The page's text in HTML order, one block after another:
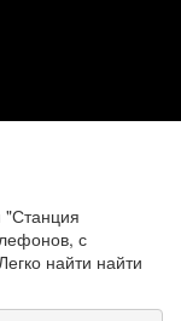
с
найти найти